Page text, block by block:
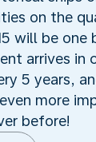
on the
will be one
arrives in
5 years,
more
before!